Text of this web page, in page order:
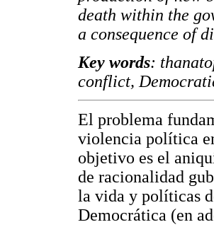
death within the
a consequence of
Key words:
conflict,
El problema
violencia política
objetivo es el
de racionalidad
la vida y políticas
Democrática (en